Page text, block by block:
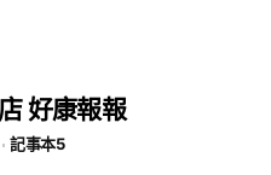
好康報報
記事本5